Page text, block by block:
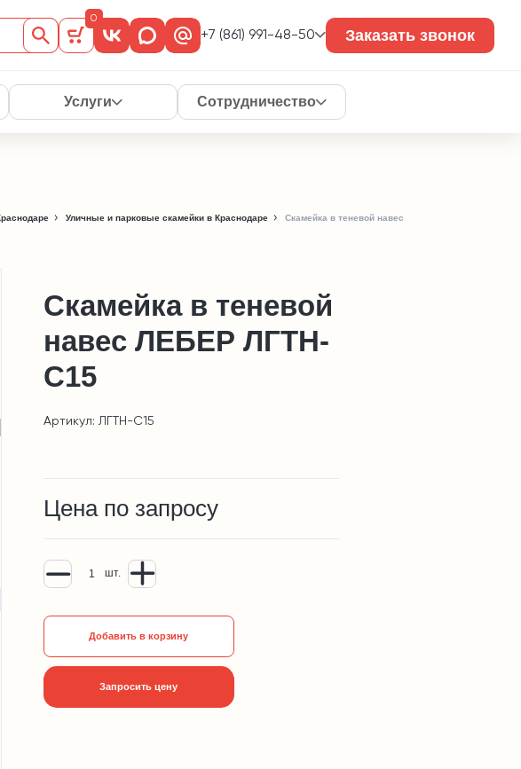
0
+7 (861) 991-48-50 Заказать звонок
Услуги Сотрудничество
Уличные и парковые скамейки в Краснодаре Скамейка в теневой навес
Скамейка в теневой
навес ЛЕБЕР ЛГТН-
С15
Артикул: ЛГТН-С15
Цена по запросу
шт.
Добавить в корзину
Запросить цену